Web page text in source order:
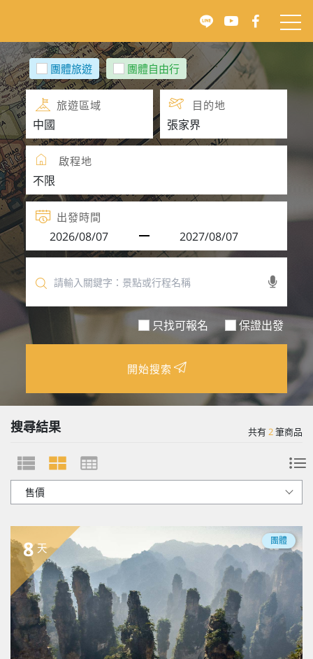
團體旅遊 團體自由行
旅遊區域 目的地
啟程地
出發時間
只找可報名 保證出發
開始搜索
搜尋結果 共有2筆商品
8 天
團體